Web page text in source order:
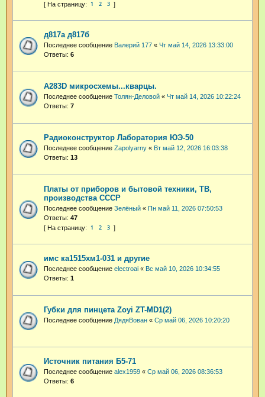
1 2 3
д817а д817б
Последнее сообщение Валерий 177 « Чт май 14, 2026 13:33:00
Ответы: 6
A283D микросхемы...кварцы.
Последнее сообщение Толян-Деловой « Чт май 14, 2026 10:22:24
Ответы: 7
Радиоконструктор Лаборатория ЮЭ-50
Последнее сообщение Zapolyarny « Вт май 12, 2026 16:03:38
Ответы: 13
Платы от приборов и бытовой техники, ТВ,
производства СССР
Последнее сообщение Зелёный « Пн май 11, 2026 07:50:53
Ответы: 47
1 2 3
имс ка1515хм1-031 и другие
Последнее сообщение electroai « Вс май 10, 2026 10:34:55
Ответы: 1
Губки для пинцета Zoyi ZT-MD1(2)
Последнее сообщение ДядяВован « Ср май 06, 2026 10:20:20
Источник питания Б5-71
Последнее сообщение аlex1959 « Ср май 06, 2026 08:36:53
Ответы: 6